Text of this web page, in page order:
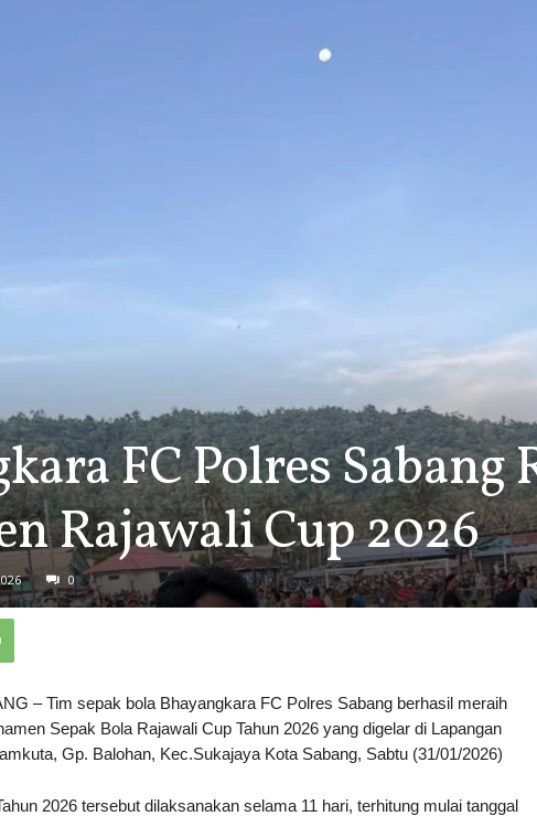
FC Polres Sabang
Rajawali Cup 2026
0
– Tim sepak bola Bhayangkara FC Polres Sabang berhasil meraih
Sepak Bola Rajawali Cup Tahun 2026 yang digelar di Lapangan
Gp. Balohan, Kec.Sukajaya Kota Sabang, Sabtu (31/01/2026)
2026 tersebut dilaksanakan selama 11 hari, terhitung mulai tanggal